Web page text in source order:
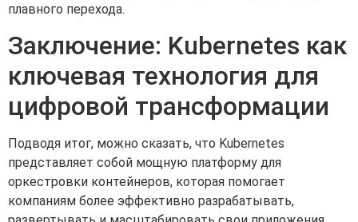
плавного перехода.
Заключение: Kubernetes как
ключевая технология для
цифровой трансформации
Подводя итог, можно сказать, что Kubernetes
представляет собой мощную платформу для
оркестровки контейнеров, которая помогает
компаниям более эффективно разрабатывать,